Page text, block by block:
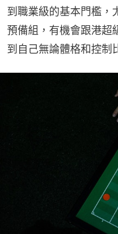
到職業級的基本門檻，
預備組，有機會跟港超
到自己無論體格和控制